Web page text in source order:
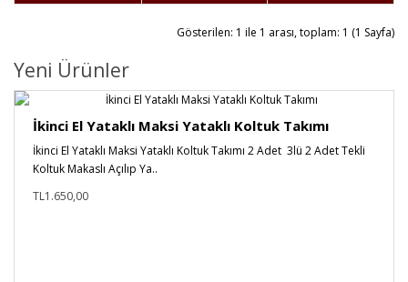
Gösterilen: 1 ile 1 arası, toplam: 1 (1 Sayfa)
Yeni Ürünler
İkinci El Yataklı Maksi Yataklı Koltuk Takımı
İkinci El Yataklı Maksi Yataklı Koltuk Takımı 2 Adet 3lü 2 Adet Tekli
Koltuk Makaslı Açılıp Ya..
TL1.650,00